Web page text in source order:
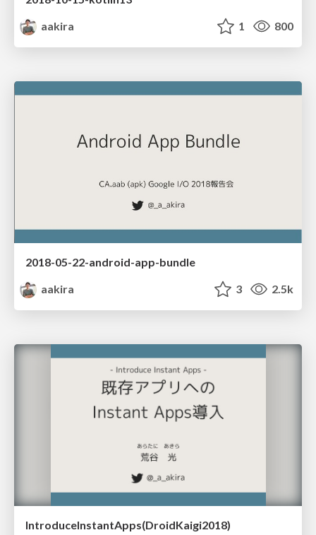
aakira
1 800
2018-05-22-android-app-bundle
aakira
3 2.5k
IntroduceInstantApps(DroidKaigi2018)